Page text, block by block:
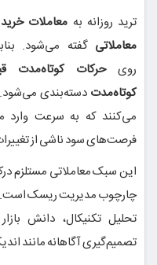
ترید روزانه به معاملات
معاملاتی گفته می‌شود.
رویحرکات کوتاه‌مدت
کوتاه‌مدت دسته‌بندی می‌شود.
می‌کنند که به سرعت وارد
فرصت‌های سود ناشی از
این سبک معاملاتی مستلزم
چارچوب مدیریت ریسک است.
تحلیل تکنیکال، دانش
تصمیم‌گیری آگاهانه مانند